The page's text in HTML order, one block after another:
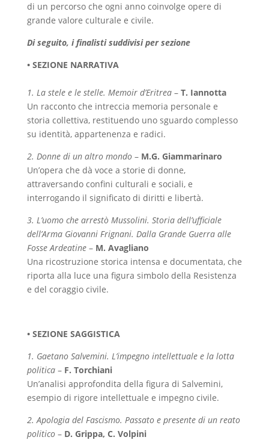
di un percorso che ogni anno coinvolge opere di
grande valore culturale e civile.
Di seguito, i finalisti suddivisi per sezione
• SEZIONE NARRATIVA
1. La stele e le stelle. Memoir d’Eritrea– T. Iannotta
Un racconto che intreccia memoria personale e
storia collettiva, restituendo uno sguardo complesso
su identità, appartenenza e radici.
2. Donne di un altro mondo– M.G. Giammarinaro
Un’opera che dà voce a storie di donne,
attraversando confini culturali e sociali, e
interrogando il significato di diritti e libertà.
3. L’uomo che arrestò Mussolini. Storia dell’ufficiale
dell’Arma Giovanni Frignani. Dalla Grande Guerra alle
Fosse Ardeatine– M. Avagliano
Una ricostruzione storica intensa e documentata, che
riporta alla luce una figura simbolo della Resistenza
e del coraggio civile.
• SEZIONE SAGGISTICA
1. Gaetano Salvemini. L’impegno intellettuale e la lotta
politica– F. Torchiani
Un’analisi approfondita della figura di Salvemini,
esempio di rigore intellettuale e impegno civile.
2.Apologia del Fascismo. Passato e presente di un reato
politico– D. Grippa, C. Volpini